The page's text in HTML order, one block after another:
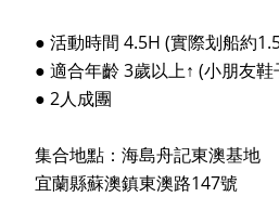
● 活動時間 4.5H (實際划船約
● 適合年齡 3歲以上↑ (小朋友鞋
● 2人成團
集合地點：海島舟記東澳基地
宜蘭縣蘇澳鎮東澳路147號